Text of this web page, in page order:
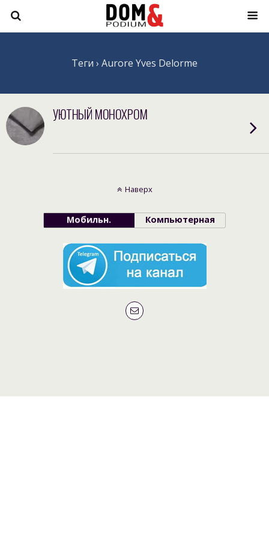
Теги › Aurore Yves Delorme
УЮТНЫЙ МОНОХРОМ
Наверх
Мобильн. Компьютерная